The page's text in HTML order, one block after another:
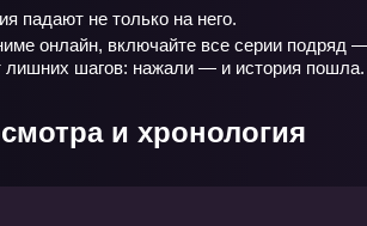
падают не только на него.
онлайн, включайте все серии подряд
лишних шагов: нажали — и история
и хронология